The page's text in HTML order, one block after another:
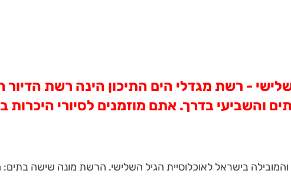
- רשת מגדלי הים התיכון הינה רשת
בדרך. אתם מוזמנים לסיורי היכרות ב- 7 וב- 9
בישראל לאוכלוסיית הגיל השלישי. הרשת מונה שישה